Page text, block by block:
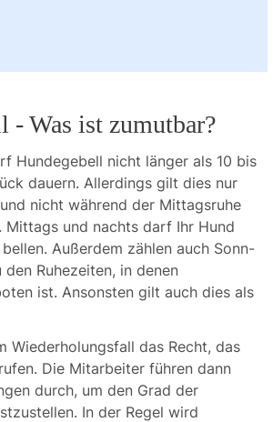
- Was ist zumutbar?
Hundegebell nicht länger als 10 bis
dauern. Allerdings gilt dies nur
nicht während der Mittagsruhe
Mittags und nachts darf Ihr Hund
Außerdem zählen auch Sonn-
Ruhezeiten, in denen
ist. Ansonsten gilt auch dies als
Wiederholungsfall das Recht, das
Die Mitarbeiter führen dann
durch, um den Grad der
In der Regel wird